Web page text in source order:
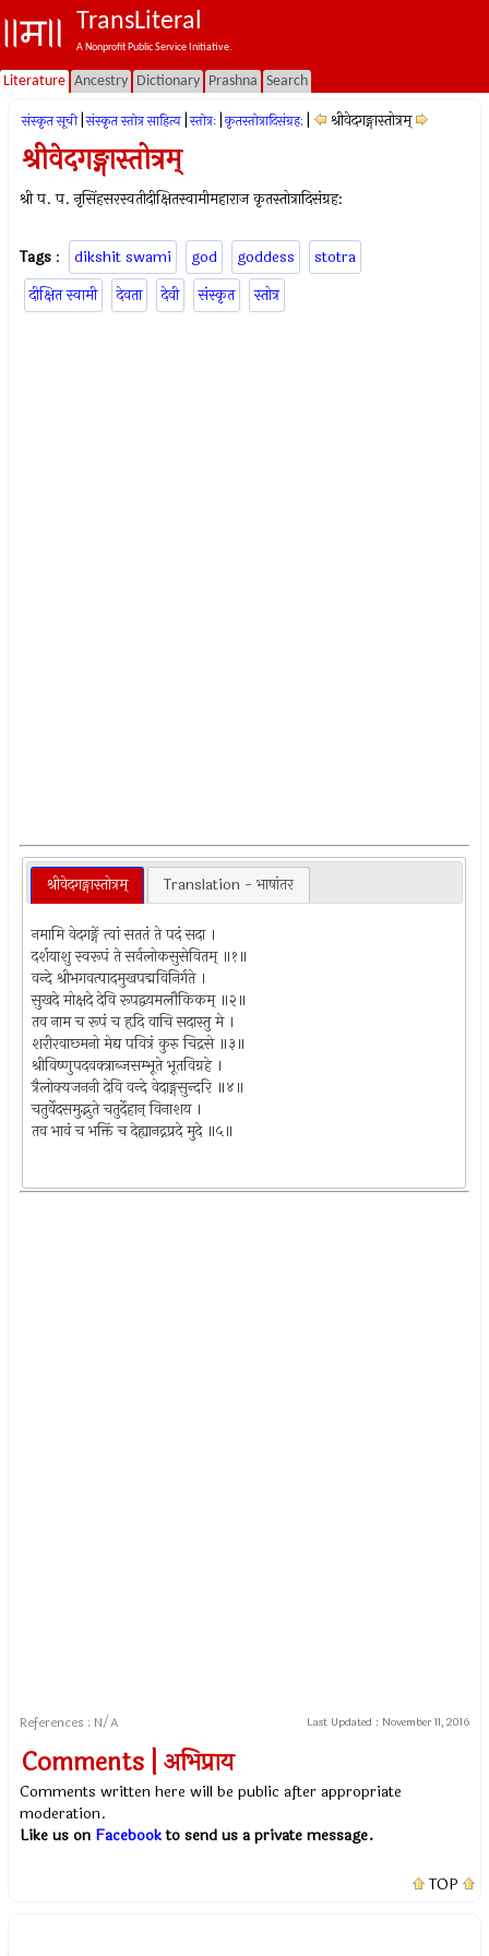
TransLiteral
A Nonprofit Public Service Initiative.
Literature Ancestry Dictionary Prashna Search
संस्कृत सूची संस्कृत स्तोत्र साहित्य स्तोत्रः कृतस्तोत्रादिसंग्रह: श्रीवेदगङ्गास्तोत्रम्
श्रीवेदगङ्गास्तोत्रम्
श्री प. प. नृसिंहसरस्वतीदीक्षितस्वामीमहाराज कृतस्तोत्रादिसंग्रह:
Tags : dikshit swami god goddess
stotra
दीक्षित स्वामी
देवता देवी संस्कृत स्तोत्र
श्रीवेदगङ्गास्तोत्रम् Translation - भाषांतर
नमामि वेदगङ्गें त्वां सततं ते पदं सदा ।
दर्शयाशु स्वरूपं ते सर्वलोकसुसेवितम् ॥१॥
वन्दे श्रीभगवत्पादमुखपद्मविनिर्गते ।
सुखदे मोक्षदे देवि रूपद्वयमलौकिकम् ॥२॥
तव नाम च रूपं च हृदि वाचि सदास्तु मे ।
शरीरवाछ्मनो मेद्य पवित्रं कुरु चिद्रसे ॥३॥
श्रीविष्णुपदवक्त्राब्जसम्भूते भूतविग्रहे ।
त्रैलोक्यजननी देवि वन्दे वेदाङ्गसुन्दरि ॥४॥
चतुर्वेदसमुद्भुते चतुर्देहान् विनाशय ।
तव भावं च भक्तिं च देह्यानद्नप्रदे मुदे ॥५॥
References : N/A Last Updated : November 11, 2016
Comments | अभिप्राय
Comments written here will be public after appropriate
moderation.
Like us on Facebookto send us a private message.
TOP